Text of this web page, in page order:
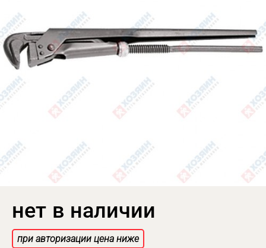
нет в наличии
при авторизации цена ниже